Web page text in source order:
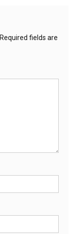
Required fields are